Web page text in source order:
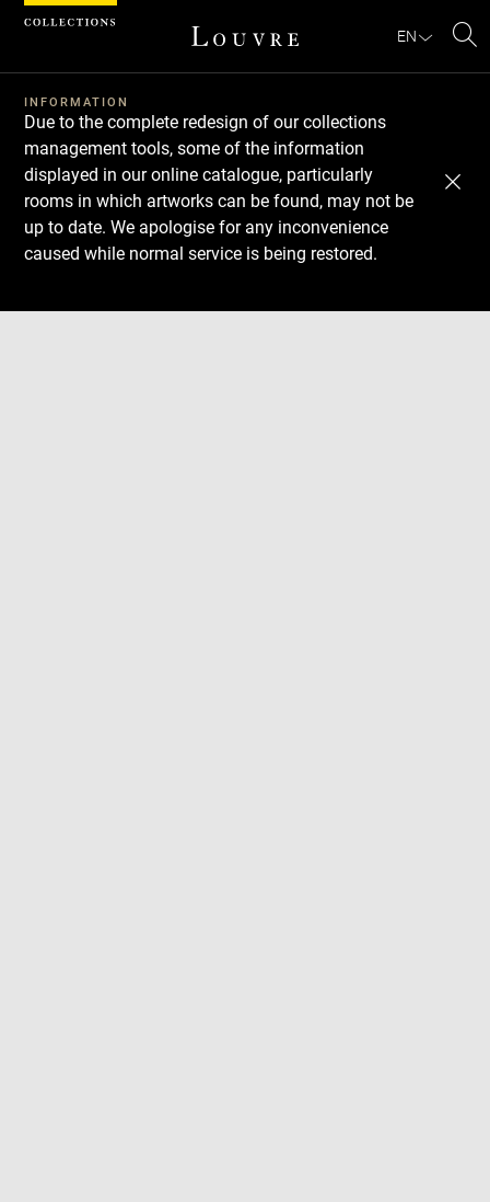
EN
INFORMATION
Due to the complete redesign of our collections
management tools, some of the information
displayed in our online catalogue, particularly
rooms in which artworks can be found, may not be
up to date. We apologise for any inconvenience
caused while normal service is being restored.
Download
Next
Previous
Cookies management panel